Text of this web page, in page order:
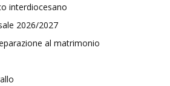
interdiocesano
2026/2027
al matrimonio